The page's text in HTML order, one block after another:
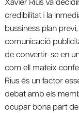
credibilitat i la
bussiness plan
comunicació
de convertir-se en
com ell mateix
Rius és un factor
debat amb els
ocupar bona part